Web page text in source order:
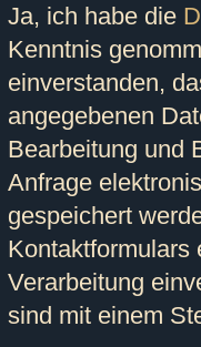
Ja, ich habe die
Kenntnis
einverstanden,
angegebenen
Bearbeitung und
Anfrage
gespeichert
Kontaktformulars
Verarbeitung
sind mit einem